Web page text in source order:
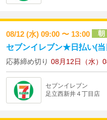
08/12 (水) 09:00 〜 13:00 朝
セブンイレブン★日払い(
応募締め切り 08月12日（水）
セブンイレブン
足立西新井４丁目店